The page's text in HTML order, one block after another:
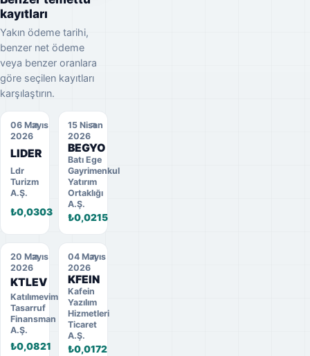
kayıtları
Yakın ödeme tarihi,
benzer net ödeme
veya benzer oranlara
göre seçilen kayıtları
karşılaştırın.
06 Mayıs
2026
LIDER
Ldr
Turizm
A.Ş.
₺0,0303
15 Nisan
2026
BEGYO
Batı Ege
Gayrimenkul
Yatırım
Ortaklığı
A.Ş.
₺0,0215
20 Mayıs
2026
KTLEV
Katılımevim
Tasarruf
Finansman
A.Ş.
₺0,0821
04 Mayıs
2026
KFEIN
Kafein
Yazılım
Hizmetleri
Ticaret
A.Ş.
₺0,0172